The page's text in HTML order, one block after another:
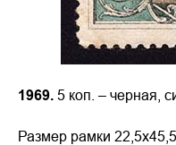
1969. 5 коп. – черная,
Размер рамки